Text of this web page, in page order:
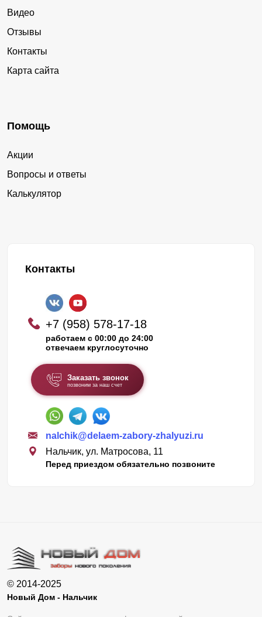
Видео
Отзывы
Контакты
Карта сайта
Помощь
Акции
Вопросы и ответы
Калькулятор
Контакты
+7 (958) 578-17-18
работаем с 00:00 до 24:00
отвечаем круглосуточно
Заказать звонок
позвоним за наш счет
nalchik@delaem-zabory-zhalyuzi.ru
Нальчик, ул. Матросова, 11
Перед приездом обязательно позвоните
© 2014-2025
Новый Дом - Нальчик